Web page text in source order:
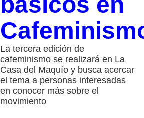
La tercera edición de
cafeminismo se realizará en La
Casa del Maquío y busca acercar
el tema a personas interesadas
en conocer más sobre el
movimiento